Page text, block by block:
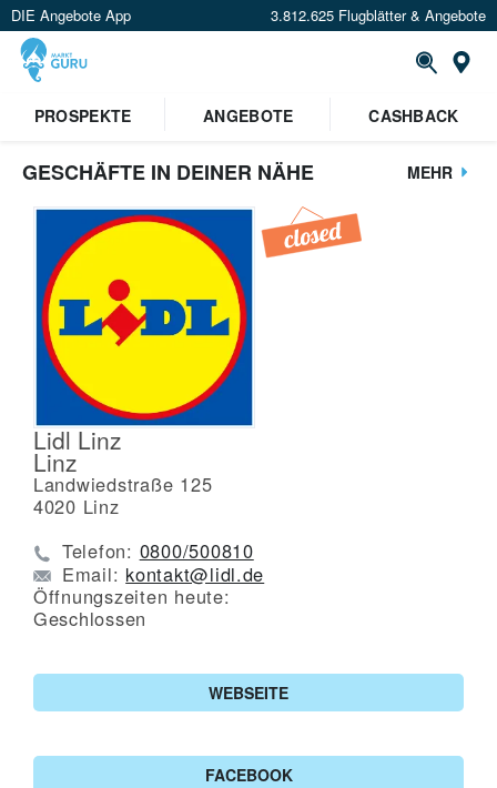
DIE Angebote App 3.812.625 Flugblätter & Angebote
PROSPEKTE
ANGEBOTE CASHBACK
GESCHÄFTE IN DEINER NÄHE MEHR
Lidl Linz
Linz
Landwiedstraße 125
4020 Linz
Telefon: 0800/500810
Email: kontakt@lidl.de
Öffnungszeiten heute:
Geschlossen
WEBSEITE
FACEBOOK